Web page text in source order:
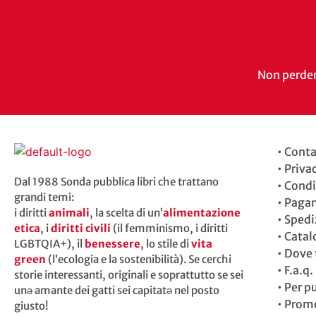
Non
Dal 1988 Sonda pubblica libri che trattano
grandi temi:
i dirittianimali, la scelta di un’alimentazione
etica, idiritti civili (il femminismo, i diritti
LGBTQIA+), il benessere, lo stile divita
green (l’ecologia e la sostenibilità). Se cerchi
storie interessanti, originali e soprattutto se sei
unə amante dei gatti sei capitatə nel posto
giusto!
•
•
•
•
•
•
•
• F.a.q.
• Per
•